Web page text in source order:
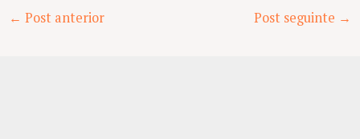
Post
← Post anterior Post seguinte →